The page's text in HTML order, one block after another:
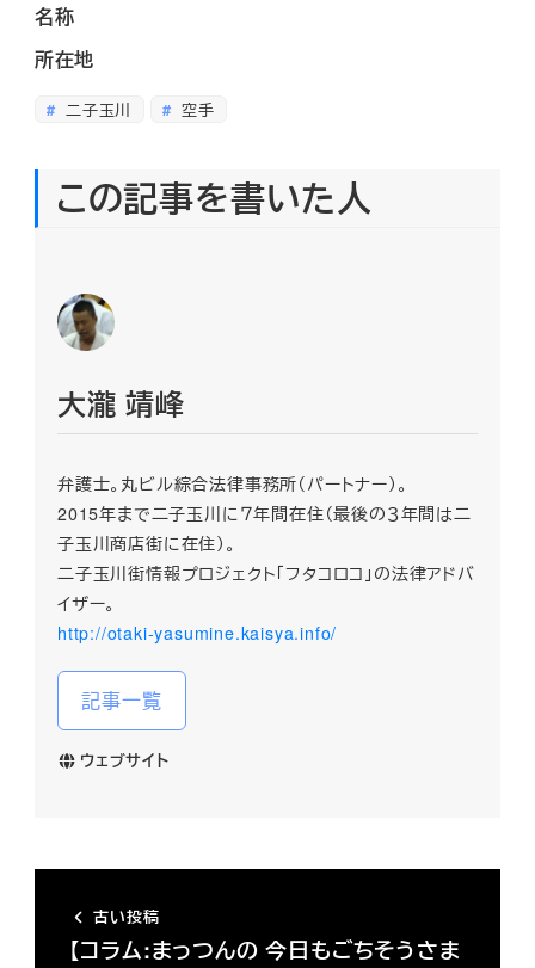
名称
所在地
二子玉川 空手
この記事を書いた人
大瀧 靖峰
弁護士。丸ビル綜合法律事務所（パートナー）。
2015年まで二子玉川に７年間在住（最後の３年間は二
子玉川商店街に在住）。
二子玉川街情報プロジェクト「フタコロコ」の法律アドバ
イザー。
http://otaki-yasumine.kaisya.info/
記事一覧
ウェブサイト
古い投稿
【コラム:まっつんの 今日もごちそうさま